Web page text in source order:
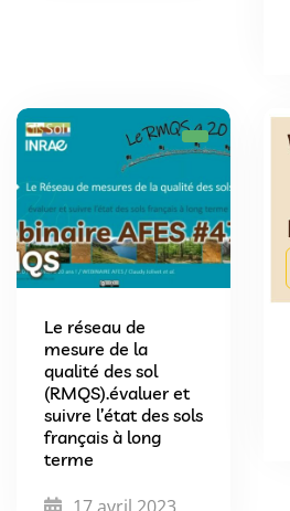
Le réseau de
mesure de la
qualité des sol
(RMQS).évaluer et
suivre l’état des sols
français à long
terme